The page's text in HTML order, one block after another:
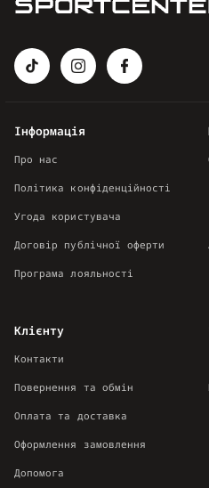
Інформація
Про нас
Політика конфіденційності
Угода користувача
Договір публічної оферти
Програма лояльності
Клієнту
Контакти
Повернення та обмін
Оплата та доставка
Оформлення замовлення
Допомога